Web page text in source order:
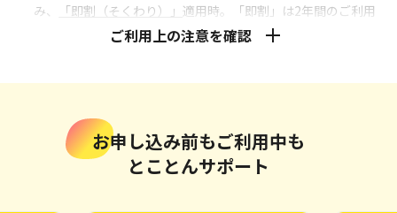
み、
「即割（そくわり）」 適用時。「即割」は2年間のご利用
が条件となります。
料および電話リレーサービス料が別途必要となります。
※1 CSベーシックの場合：「eo暮らしスタート割」「eoの10ギ
ガ割」「eoの10ギガトクトク割」「eo光電話パック割」
「eo光テレビパック割」「CSパック割」の適用が条件で
ご利用上の注意を確認
お申し込み前もご利用中も
とことんサポート